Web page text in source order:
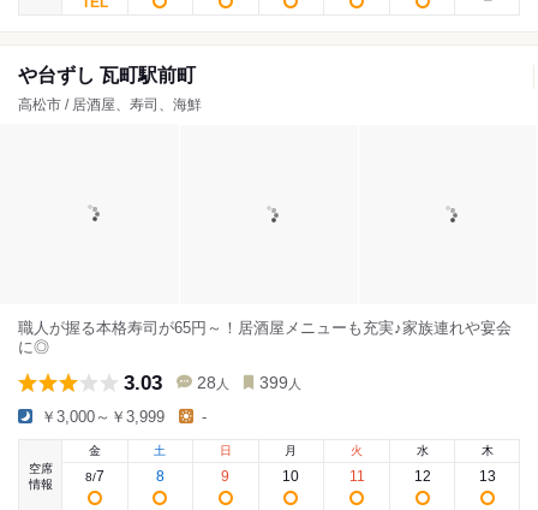
や台ずし 瓦町駅前町
高松市 / 居酒屋、寿司、海鮮
職人が握る本格寿司が65円～！居酒屋メニューも充実♪家族連れや宴会
に◎
3.03 28 人 399 人
￥3,000～￥3,999 -
空席
情報
金
8/7
土
8
日
9
月
10
火
11
水
12
木
13